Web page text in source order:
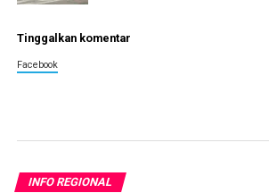
Tinggalkan komentar
Facebook
INFO REGIONAL